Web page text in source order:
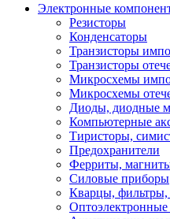
Электронные
Резисторы
Конденсаторы
Транзисторы
Транзисторы
Микросхемы
Микросхемы
Диоды, диодные
Компьютерные
Тиристоры,
Предохранители
Ферриты,
Силовые приборы
Кварцы, фильтры,